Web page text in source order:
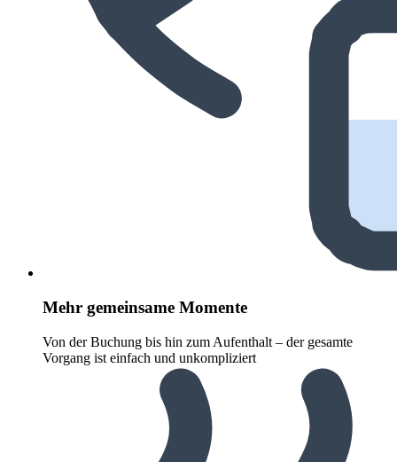
Mehr gemeinsame Momente
Von der Buchung bis hin zum Aufenthalt – der gesamte
Vorgang ist einfach und unkompliziert